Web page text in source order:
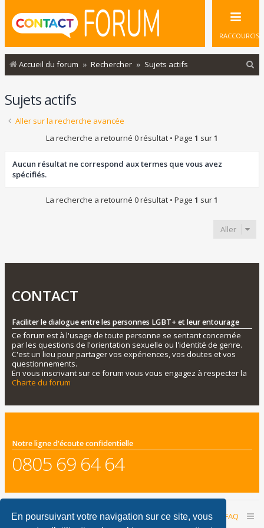
En poursuivant votre navigation sur ce site, vous
RACCOURCIS
Accueil du forum Rechercher Sujets actifs
Sujets actifs
Aller sur la recherche avancée
La recherche a retourné 0 résultat • Page 1 sur1
Aucun résultat ne correspond aux termes que vous avez
spécifiés.
La recherche a retourné 0 résultat • Page 1 sur1
Aller
CONTACT
Faciliter le dialogue entre les personnes LGBT+ et leur entourage
Ce forum est à l'usage de toute personne se sentant concernée
par les questions de l'orientation sexuelle ou l'identité de genre.
C'est un lieu pour partager vos expériences, vos doutes et vos
questionnements.
En vous inscrivant sur ce forum vous vous engagez à respecter la
Charte du forum
Notre ligne d'écoute confidentielle
0805 69 64 64
Accueil du forum FAQ
Nous contacter